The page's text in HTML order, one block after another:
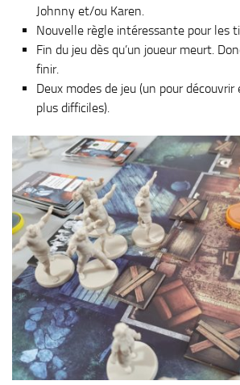
Johnny et/ou Karen.
Nouvelle règle intéressante pour les
Fin du jeu dès qu’un joueur meurt.
finir.
Deux modes de jeu (un pour
plus difficiles).